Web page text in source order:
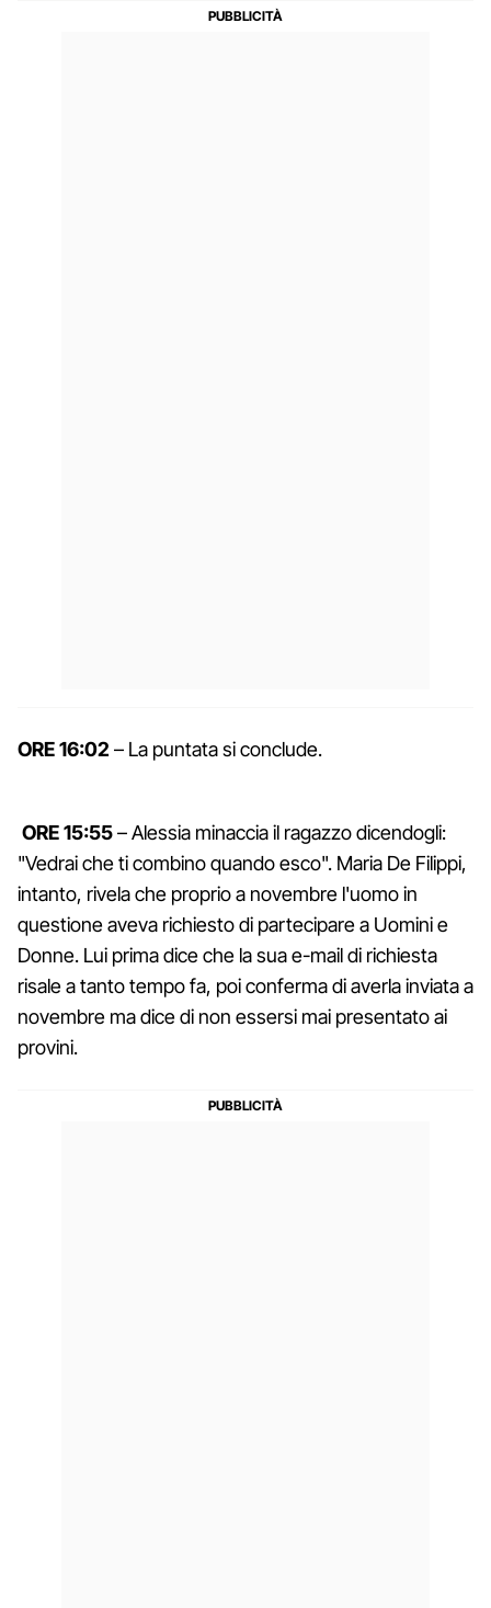
ORE 16:02– La puntata si conclude.
ORE 15:55– Alessia minaccia il ragazzo dicendogli:
"Vedrai che ti combino quando esco". Maria De Filippi,
intanto, rivela che proprio a novembre l'uomo in
questione aveva richiesto di partecipare a Uomini e
Donne. Lui prima dice che la sua e-mail di richiesta
risale a tanto tempo fa, poi conferma di averla inviata a
novembre ma dice di non essersi mai presentato ai
provini.